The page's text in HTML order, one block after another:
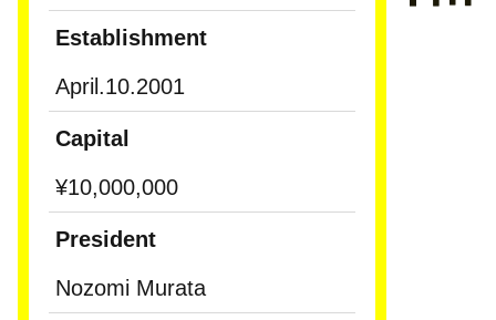
Establishment
April.10.2001
Capital
¥10,000,000
President
Nozomi Murata